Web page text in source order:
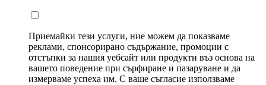
Приемайки тези услуги, ние можем да показваме
реклами, спонсорирано съдържание, промоции с
отстъпки за нашия уебсайт или продукти въз основа на
вашето поведение при сърфиране и пазаруване и да
измерваме успеха им. С ваше съгласие използваме